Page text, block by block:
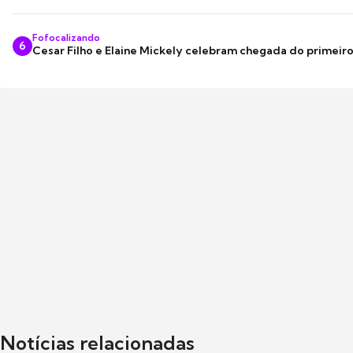
6
Fofocalizando
Cesar Filho e Elaine Mickely celebram chegada do
Notícias relacionadas